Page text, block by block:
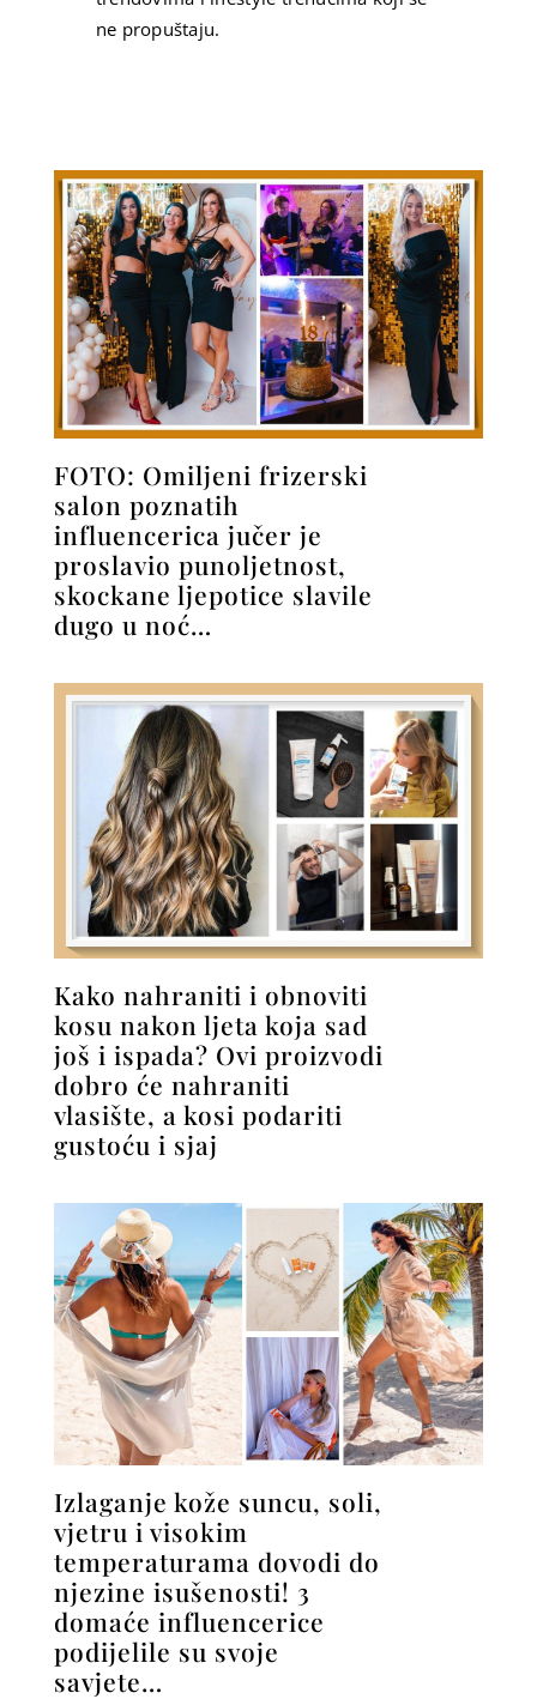
ne propuštaju.
FOTO: Omiljeni frizerski
salon poznatih
influencerica jučer je
proslavio punoljetnost,
skockane ljepotice slavile
dugo u noć…
Kako nahraniti i obnoviti
kosu nakon ljeta koja sad
još i ispada? Ovi proizvodi
dobro će nahraniti
vlasište, a kosi podariti
gustoću i sjaj
Izlaganje kože suncu, soli,
vjetru i visokim
temperaturama dovodi do
njezine isušenosti! 3
domaće influencerice
podijelile su svoje
savjete…